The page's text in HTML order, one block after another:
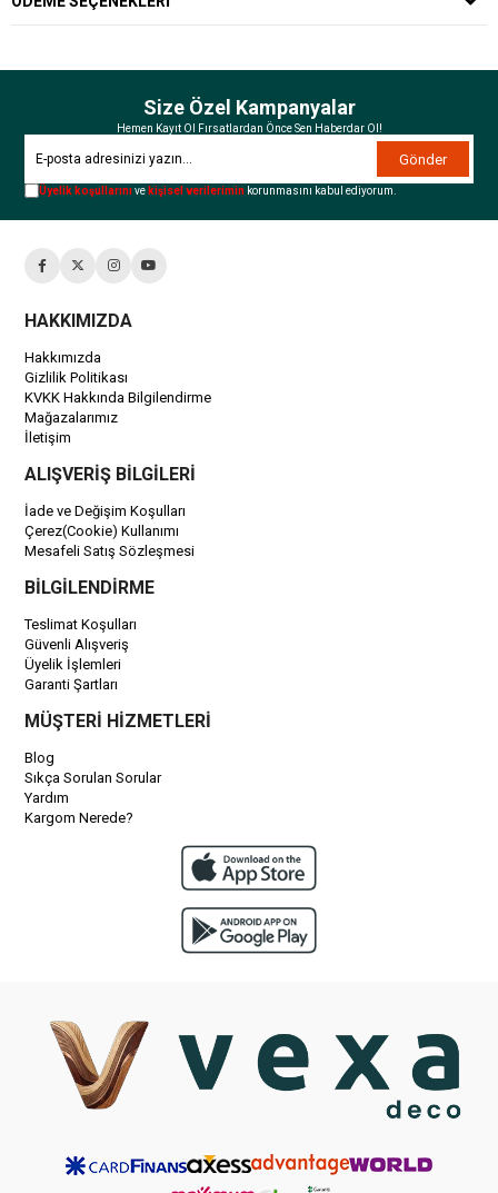
Size Özel Kampanyalar
Hemen Kayıt Ol Fırsatlardan Önce Sen Haberdar Ol!
Gönder
Üyelik koşullarınıve kişisel verilerimin korunmasını kabul ediyorum.
HAKKIMIZDA
Hakkımızda
Gizlilik Politikası
KVKK Hakkında Bilgilendirme
Mağazalarımız
İletişim
ALIŞVERİŞ BİLGİLERİ
İade ve Değişim Koşulları
Çerez(Cookie) Kullanımı
Mesafeli Satış Sözleşmesi
BİLGİLENDİRME
Teslimat Koşulları
Güvenli Alışveriş
Üyelik İşlemleri
Garanti Şartları
MÜŞTERİ HİZMETLERİ
Blog
Sıkça Sorulan Sorular
Yardım
Kargom Nerede?